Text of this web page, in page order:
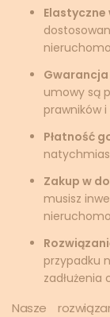
umowy są
prawników
Płatność
Zakup w
musisz
przypadku
zadłużenia
Nasze